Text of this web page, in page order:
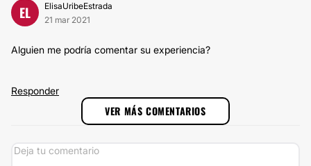
EL
ElisaUribeEstrada
21 mar 2021
Alguien me podría comentar su experiencia?
Responder
VER MÁS COMENTARIOS